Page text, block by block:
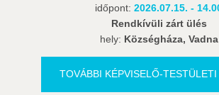
időpont: 2026.07.15. -
Rendkívüli zárt ülés
hely: Községháza, Vadna
TOVÁBBI KÉPVISELŐ-